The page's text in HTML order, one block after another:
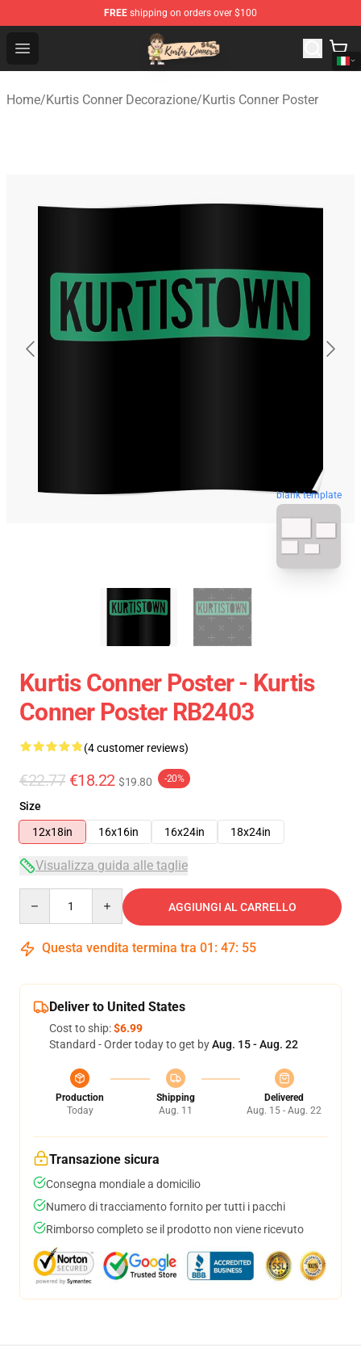
FREE shipping on orders over $100
Open menu
Kurtis Conner Store - Official Kurtis Conner Merchandise
Home/Kurtis Conner Decorazione/Kurtis Conner Poster
blank template
Kurtis Conner Poster - Kurtis
Conner Poster RB2403
(4 customer reviews)
€22.77 €18.22 $19.80 -20%
Size
12x18in
16x16in 16x24in 18x24in
Visualizza guida alle taglie
AGGIUNGI AL CARRELLO
Questa vendita termina tra 01 : 47: 54
Deliver to United States
Cost to ship:$6.99
Standard - Order today to get byAug. 15 - Aug. 22
Production
Today
Shipping
Aug. 11
Delivered
Aug. 15 - Aug. 22
Transazione sicura
Consegna mondiale a domicilio
Numero di tracciamento fornito per tutti i pacchi
Rimborso completo se il prodotto non viene ricevuto